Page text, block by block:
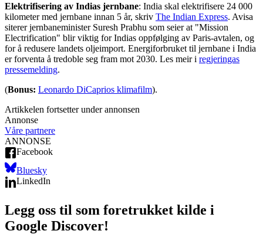
Elektrifisering av Indias jernbane: India skal elektrifisere 24 000
kilometer med jernbane innan 5 år, skriv The Indian Express. Avisa
siterer jernbaneminister Suresh Prabhu som seier at "Mission
Electrification" blir viktig for Indias oppfølging av Paris-avtalen, og
for å redusere landets oljeimport. Energiforbruket til jernbane i India
er forventa å tredoble seg fram mot 2030. Les meir i regjeringas
pressemelding.
(Bonus: Leonardo DiCaprios klimafilm).
Artikkelen fortsetter under annonsen
Annonse
Våre partnere
ANNONSE
Facebook
Bluesky
LinkedIn
Legg oss til som foretrukket kilde i
Google Discover!